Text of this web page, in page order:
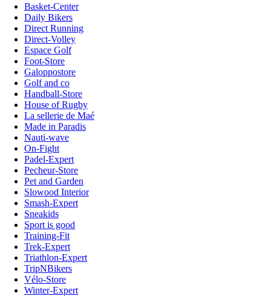
Basket-Center
Daily Bikers
Direct Running
Direct-Volley
Espace Golf
Foot-Store
Galoppostore
Golf and co
Handball-Store
House of Rugby
La sellerie de Maé
Made in Paradis
Nauti-wave
On-Fight
Padel-Expert
Pecheur-Store
Pet and Garden
Slowood Interior
Smash-Expert
Sneakids
Sport is good
Training-Fit
Trek-Expert
Triathlon-Expert
TripNBikers
Vélo-Store
Winter-Expert